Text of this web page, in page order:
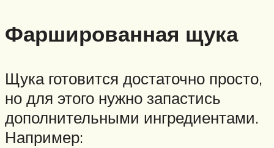
Фаршированная щука
Щука готовится достаточно просто,
но для этого нужно запастись
дополнительными ингредиентами.
Например: